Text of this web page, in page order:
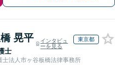
晃平
士
インタビュ
ーを見る
東京都
士法人市ヶ谷板橋法律事務所